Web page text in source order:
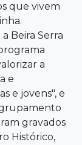
que vivem
Beira Serra
a
e
e jovens", e
gravados
Histórico,